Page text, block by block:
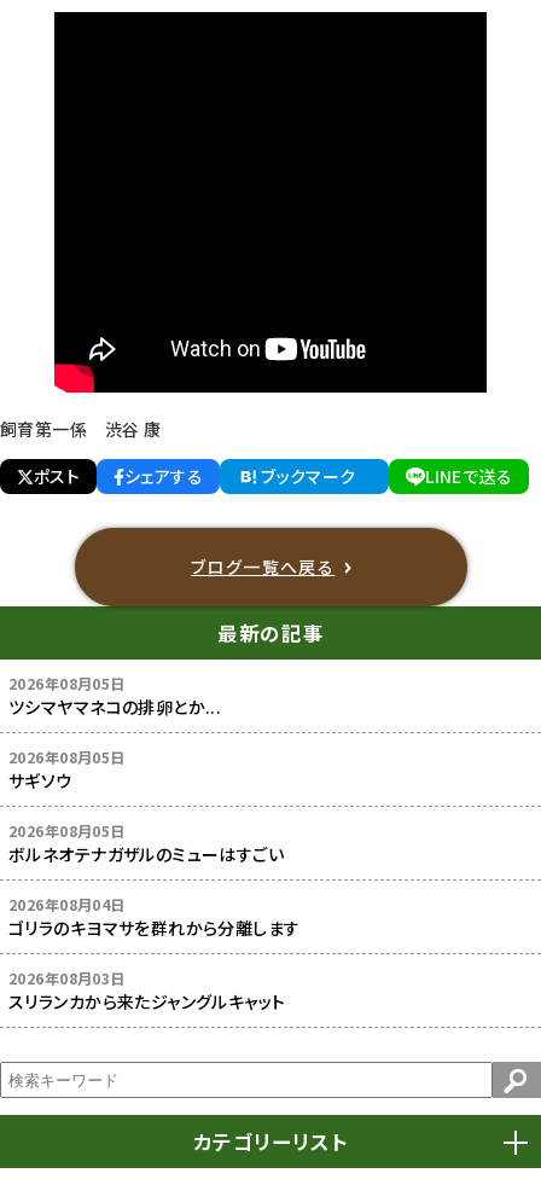
飼育第一係 渋谷 康
ポスト
シェアする ブックマーク LINEで送る
ブログ一覧へ戻る
最新の記事
2026年08月05日
ツシマヤマネコの排卵とか...
2026年08月05日
サギソウ
2026年08月05日
ボルネオテナガザルのミューはすごい
2026年08月04日
ゴリラのキヨマサを群れから分離します
2026年08月03日
スリランカから来たジャングルキャット
カテゴリーリスト